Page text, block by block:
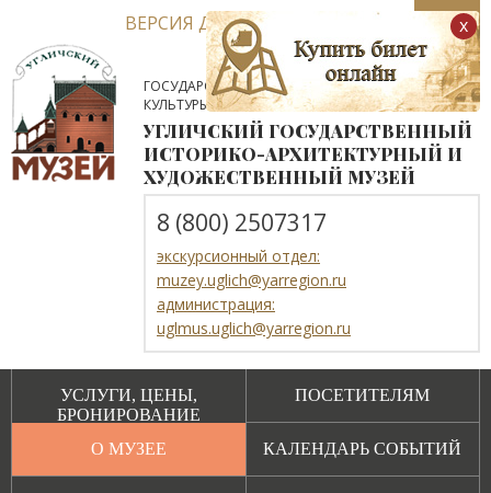
ВЕРСИЯ ДЛЯ СЛАБОВИДЯЩИХ
ГОСУДАРСТВЕННОЕ АВТОНОМНОЕ УЧРЕЖДЕНИЕ
КУЛЬТУРЫ ЯРОСЛАВСКОЙ ОБЛАСТИ
УГЛИЧСКИЙ ГОСУДАРСТВЕННЫЙ
ИСТОРИКО-АРХИТЕКТУРНЫЙ И
ХУДОЖЕСТВЕННЫЙ МУЗЕЙ
8 (800) 2507317
экскурсионный отдел:
muzey.uglich@yarregion.ru
администрация:
uglmus.uglich@yarregion.ru
УСЛУГИ, ЦЕНЫ,
БРОНИРОВАНИЕ
ПОСЕТИТЕЛЯМ
О МУЗЕЕ КАЛЕНДАРЬ СОБЫТИЙ
x